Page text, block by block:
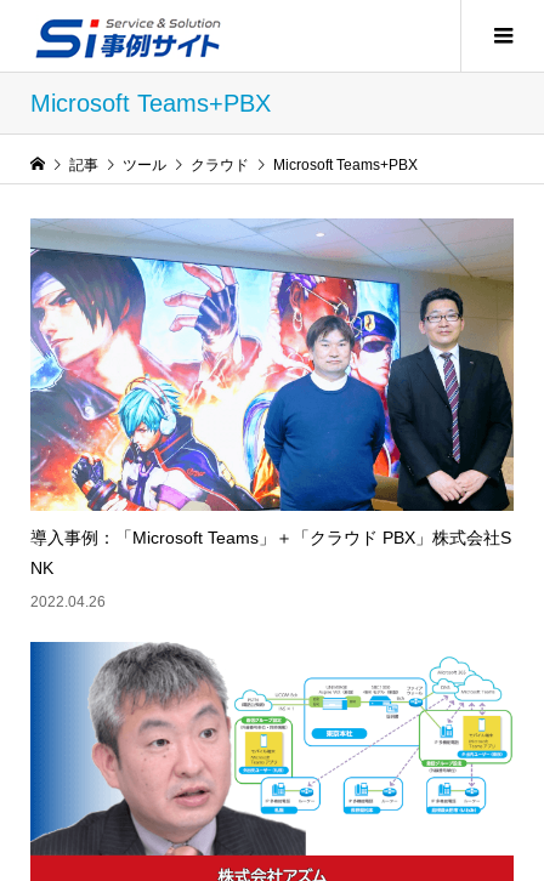
Microsoft Teams+PBX
記事 ツール クラウド Microsoft Teams+PBX
導入事例：「Microsoft Teams」＋「クラウド PBX」株式会社S
NK
2022.04.26